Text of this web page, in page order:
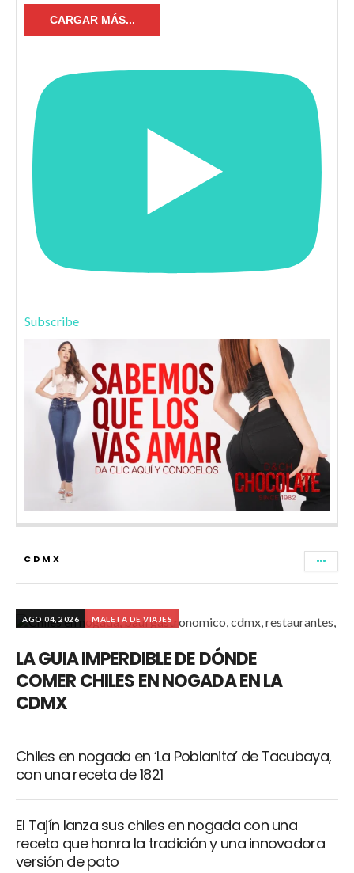
CARGAR MÁS...
Subscribe
CDMX
AGO 04, 2026 MALETA DE VIAJES
LA GUIA IMPERDIBLE DE DÓNDE
COMER CHILES EN NOGADA EN LA
CDMX
Chiles en nogada en ‘La Poblanita’ de Tacubaya,
con una receta de 1821
El Tajín lanza sus chiles en nogada con una
receta que honra la tradición y una innovadora
versión de pato